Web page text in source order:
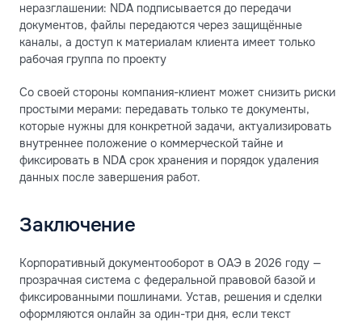
неразглашении: NDA подписывается до передачи
документов, файлы передаются через защищённые
каналы, а доступ к материалам клиента имеет только
рабочая группа по проекту
Со своей стороны компания-клиент может снизить риски
простыми мерами: передавать только те документы,
которые нужны для конкретной задачи, актуализировать
внутреннее положение о коммерческой тайне и
фиксировать в NDA срок хранения и порядок удаления
данных после завершения работ.
Заключение
Корпоративный документооборот в ОАЭ в 2026 году —
прозрачная система с федеральной правовой базой и
фиксированными пошлинами. Устав, решения и сделки
оформляются онлайн за один-три дня, если текст